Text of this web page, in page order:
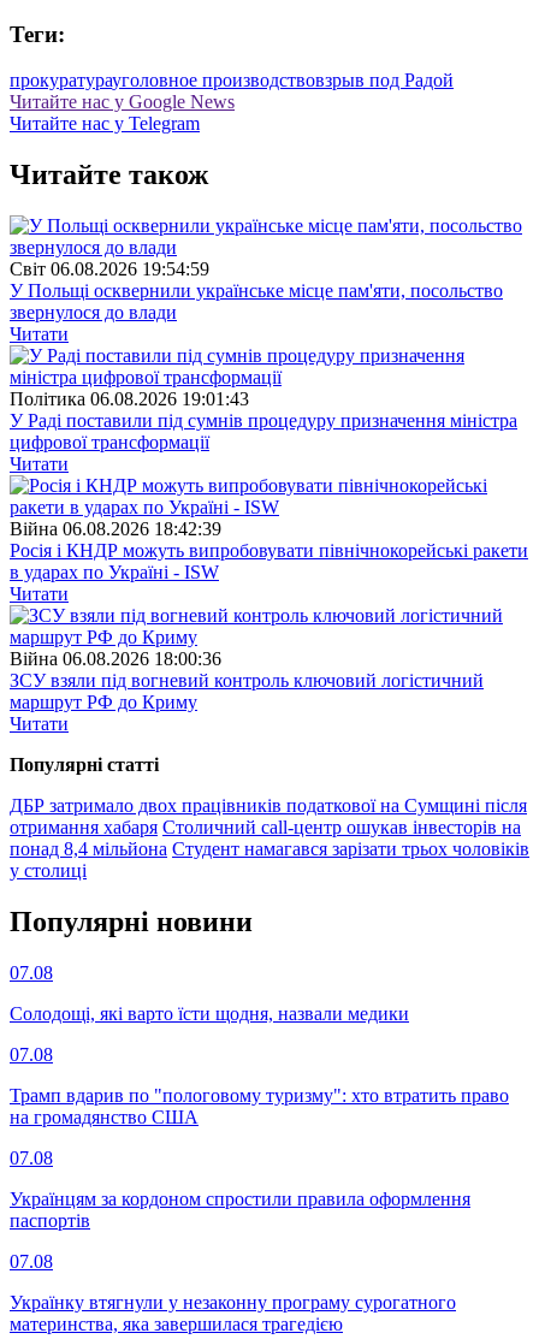
Теги:
прокуратурауголовное производствовзрыв под Радой
Читайте нас у Google News
Читайте нас у Telegram
Читайте також
Свiт 06.08.2026 19:54:59
У Польщі осквернили українське місце пам'яти, посольство
звернулося до влади
Читати
Полiтика 06.08.2026 19:01:43
У Раді поставили під сумнів процедуру призначення міністра
цифрової трансформації
Читати
Війна 06.08.2026 18:42:39
Росія і КНДР можуть випробовувати північнокорейські ракети
в ударах по Україні - ISW
Читати
Війна 06.08.2026 18:00:36
ЗСУ взяли під вогневий контроль ключовий логістичний
маршрут РФ до Криму
Читати
Популярнi статтi
ДБР затримало двох працівників податкової на Сумщині після
отримання хабаря Столичний call-центр ошукав інвесторів на
понад 8,4 мільйона Студент намагався зарізати трьох чоловіків
у столиці
Популярнi новини
07.08
Солодощі, які варто їсти щодня, назвали медики
07.08
Трамп вдарив по "пологовому туризму": хто втратить право
на громадянство США
07.08
Українцям за кордоном спростили правила оформлення
паспортів
07.08
Українку втягнули у незаконну програму сурогатного
материнства, яка завершилася трагедією